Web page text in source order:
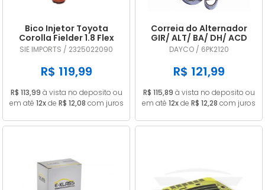
Bico Injetor Toyota
Corolla Fielder 1.8 Flex
2009 2010 2011 2012 2013
2325022090
SIE IMPORTS / 2325022090
R$ 119,99
R$ 113,99 à vista no deposito ou
em até 12xde R$ 12,08 com juros
Correia do Alternador
GIR/ ALT/ BA/ DH/ ACD
DAYCO 6PK2120
DAYCO / 6PK2120
R$ 121,99
R$ 115,89 à vista no deposito ou
em até 12xde R$ 12,28 com juros